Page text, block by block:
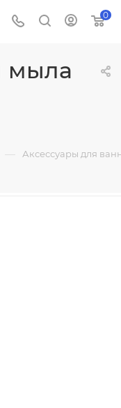
0
мыла
— Аксессуары для